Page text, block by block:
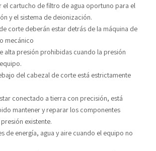
el cartucho de filtro de agua oportuno para el
y el sistema de deionización.
corte deberán estar detrás de la máquina de
mecánico
alta presión prohibidas cuando la presión
del cabezal de corte está estrictamente
conectado a tierra con precisión, está
mantener y reparar los componentes
existente.
de energía, agua y aire cuando el equipo no